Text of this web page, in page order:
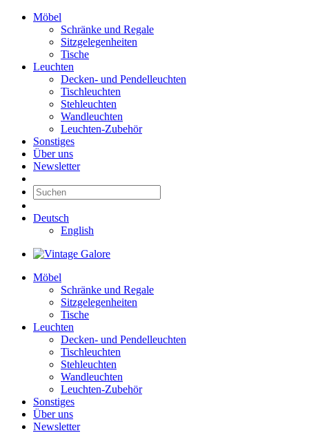
Möbel
Schränke und Regale
Sitzgelegenheiten
Tische
Leuchten
Decken- und Pendelleuchten
Tischleuchten
Stehleuchten
Wandleuchten
Leuchten-Zubehör
Sonstiges
Über uns
Newsletter
Deutsch
English
Möbel
Schränke und Regale
Sitzgelegenheiten
Tische
Leuchten
Decken- und Pendelleuchten
Tischleuchten
Stehleuchten
Wandleuchten
Leuchten-Zubehör
Sonstiges
Über uns
Newsletter